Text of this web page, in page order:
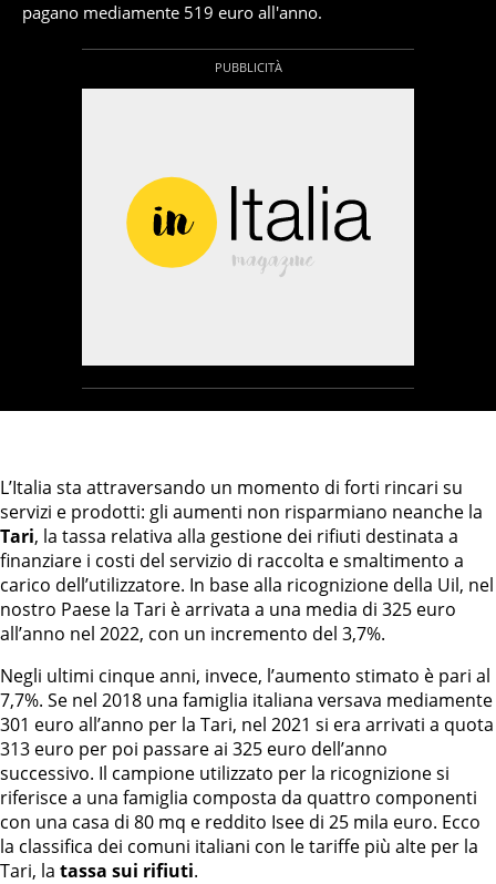
pagano mediamente 519 euro all'anno.
L’Italia sta attraversando un momento di forti rincari su
servizi e prodotti: gli aumenti non risparmiano neanche la
Tari, la tassa relativa alla gestione dei rifiuti destinata a
finanziare i costi del servizio di raccolta e smaltimento a
carico dell’utilizzatore. In base alla ricognizione della Uil, nel
nostro Paese la Tari è arrivata a una media di 325 euro
all’anno nel 2022, con un incremento del 3,7%.
Negli ultimi cinque anni, invece, l’aumento stimato è pari al
7,7%. Se nel 2018 una famiglia italiana versava mediamente
301 euro all’anno per la Tari, nel 2021 si era arrivati a quota
313 euro per poi passare ai 325 euro dell’anno
successivo. Il campione utilizzato per la ricognizione si
riferisce a una famiglia composta da quattro componenti
con una casa di 80 mq e reddito Isee di 25 mila euro. Ecco
la classifica dei comuni italiani con le tariffe più alte per la
Tari, la tassa sui rifiuti.